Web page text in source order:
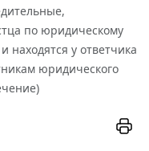
по юридическому
находятся у ответчика
юридического